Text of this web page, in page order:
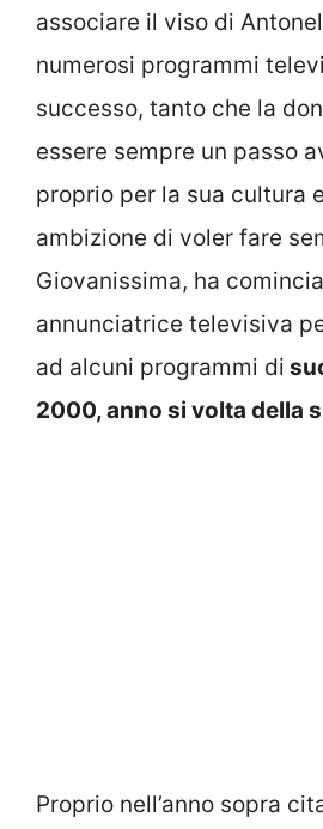
associare il viso di
numerosi programmi
successo, tanto che la
essere sempre un passo
proprio per la sua cultura
ambizione di voler fare
Giovanissima, ha
annunciatrice televisiva
ad alcuni programmi di
2000, anno si volta della
Proprio nell’anno sopra